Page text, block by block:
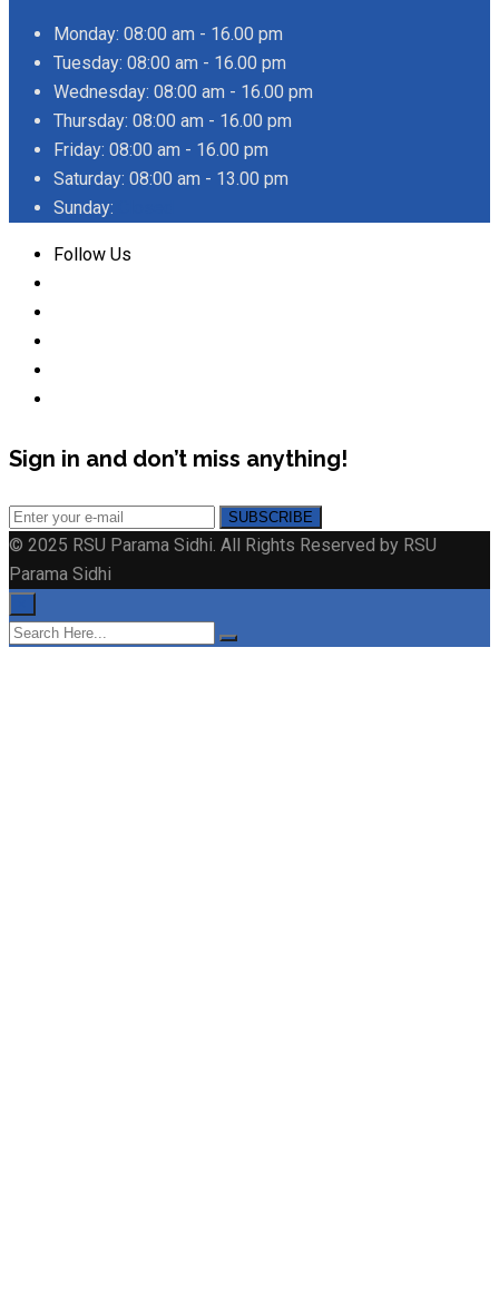
Monday: 08:00 am - 16.00 pm
Tuesday: 08:00 am - 16.00 pm
Wednesday: 08:00 am - 16.00 pm
Thursday: 08:00 am - 16.00 pm
Friday: 08:00 am - 16.00 pm
Saturday: 08:00 am - 13.00 pm
Sunday:
Follow Us
Sign in and don’t miss anything!
© 2025 RSU Parama Sidhi. All Rights Reserved by RSU
Parama Sidhi